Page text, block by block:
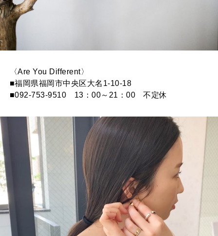
〈Are You Different〉
■福岡県福岡市中央区大名1-10-18
■092-753-9510 13：00～21：00 不定休